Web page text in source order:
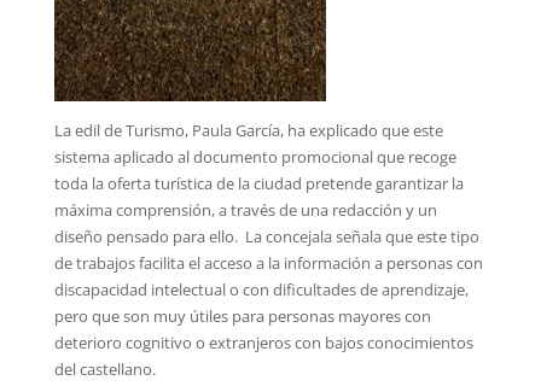
La edil de Turismo, Paula García, ha explicado que este
sistema aplicado al documento promocional que recoge
toda la oferta turística de la ciudad pretende garantizar la
máxima comprensión, a través de una redacción y un
diseño pensado para ello. La concejala señala que este tipo
de trabajos facilita el acceso a la información a personas con
discapacidad intelectual o con dificultades de aprendizaje,
pero que son muy útiles para personas mayores con
deterioro cognitivo o extranjeros con bajos conocimientos
del castellano.